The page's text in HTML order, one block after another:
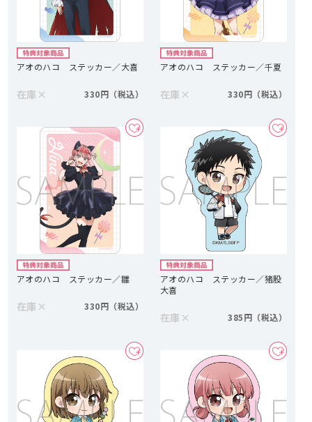
アオのハコ ステッカー／大喜
在庫 × 330円
アオのハコ ステッカー／千夏
在庫 × 330円
アオのハコ ステッカー／雛
在庫 × 330円
アオのハコ ステッカー／猪股
大喜
在庫 × 385円